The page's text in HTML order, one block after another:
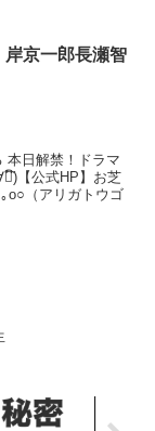
京一郎長瀬智
本日解禁！ドラマ
)【公式HP】お芝
o○（アリガトウゴ